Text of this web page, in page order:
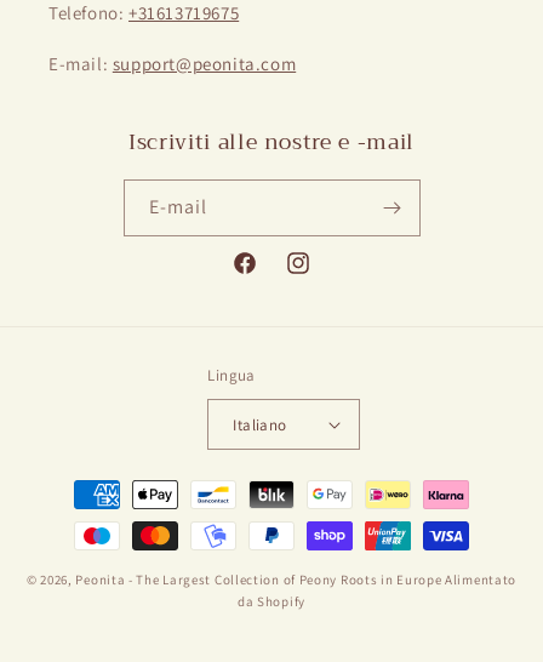
Telefono: +31613719675
E-mail: support@peonita.com
Iscriviti alle nostre e -mail
E-mail
FacebookInstagram
Lingua
Italiano
Modalità
pagamento
© 2026, Peonita - The Largest Collection of Peony Roots in Europe Alimentato
da Shopify